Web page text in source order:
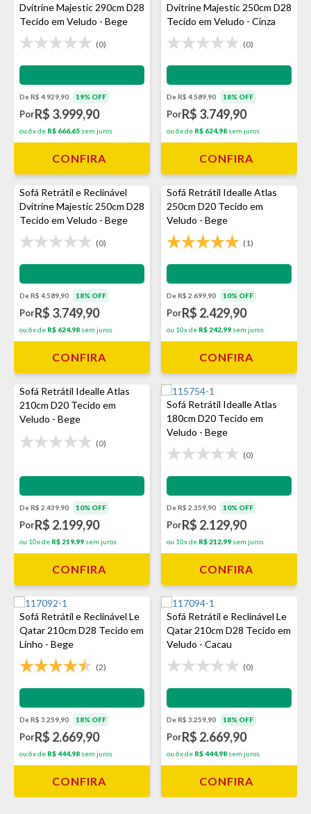
Dvitrine Majestic 290cm D28
Tecido em Veludo - Bege
(0)
Impermeabilização - VEDA
De R$ 4.929,90 19% OFF
PorR$ 3.999,90
ou 6x de R$ 666,65 sem juros
CONFIRA
Dvitrine Majestic 250cm D28
Tecido em Veludo - Cinza
(0)
Impermeabilização - VEDA
De R$ 4.589,90 18% OFF
PorR$ 3.749,90
ou 6x de R$ 624,98 sem juros
CONFIRA
Sofá Retrátil e Reclinável
Dvitrine Majestic 250cm D28
Tecido em Veludo - Bege
(0)
Impermeabilização - VEDA
De R$ 4.589,90 18% OFF
PorR$ 3.749,90
ou 6x de R$ 624,98 sem juros
CONFIRA
Sofá Retrátil Idealle Atlas
250cm D20 Tecido em
Veludo - Bege
(1)
Impermeabilização - VEDA
De R$ 2.699,90 10% OFF
PorR$ 2.429,90
ou 10x de R$ 242,99 sem juros
CONFIRA
Sofá Retrátil Idealle Atlas
210cm D20 Tecido em
Veludo - Bege
(0)
Impermeabilização - VEDA
De R$ 2.439,90 10% OFF
PorR$ 2.199,90
ou 10x de R$ 219,99 sem juros
CONFIRA
Sofá Retrátil Idealle Atlas
180cm D20 Tecido em
Veludo - Bege
(0)
Impermeabilização - VEDA
De R$ 2.359,90 10% OFF
PorR$ 2.129,90
ou 10x de R$ 212,99 sem juros
CONFIRA
Sofá Retrátil e Reclinável Le
Qatar 210cm D28 Tecido em
Linho - Bege
(2)
Impermeabilização - VEDA
De R$ 3.259,90 18% OFF
PorR$ 2.669,90
ou 6x de R$ 444,98 sem juros
CONFIRA
Sofá Retrátil e Reclinável Le
Qatar 210cm D28 Tecido em
Veludo - Cacau
(0)
Impermeabilização - VEDA
De R$ 3.259,90 18% OFF
PorR$ 2.669,90
ou 6x de R$ 444,98 sem juros
CONFIRA